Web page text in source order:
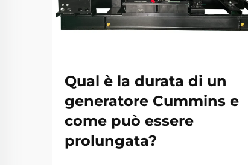
Qual è la durata di un
generatore Cummins e
come può essere
prolungata?